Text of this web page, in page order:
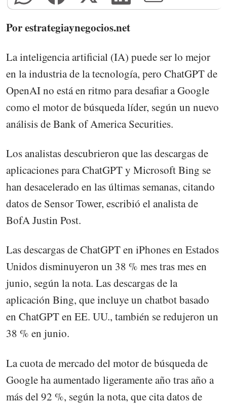
Por estrategiaynegocios.net
La inteligencia artificial (IA) puede ser lo mejor
en la industria de la tecnología, pero ChatGPT de
OpenAI no está en ritmo para desafiar a Google
como el motor de búsqueda líder, según un nuevo
análisis de Bank of America Securities.
Los analistas descubrieron que las descargas de
aplicaciones para ChatGPT y Microsoft Bing se
han desacelerado en las últimas semanas, citando
datos de Sensor Tower, escribió el analista de
BofA Justin Post.
Las descargas de ChatGPT en iPhones en Estados
Unidos disminuyeron un 38 % mes tras mes en
junio, según la nota. Las descargas de la
aplicación Bing, que incluye un chatbot basado
en ChatGPT en EE. UU., también se redujeron un
38 % en junio.
La cuota de mercado del motor de búsqueda de
Google ha aumentado ligeramente año tras año a
más del 92 %, según la nota, que cita datos de